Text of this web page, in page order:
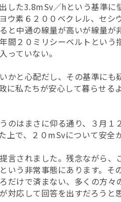
した3.8mSv／hという基準
ウ素６２００ベクレル、セシ
と中通の線量が高いが線量が
間２０ミリシーベルトとい
っていない。
かと心配だし、その基準にも
に私たちが安心して暮らせる
のはまさに仰る通り、３月
で、２０mSvについて安全
言されました。残念ながら
いう非常事態にあります。そ
だけで済まない、多くの方々
対応して回答を出すだろうと